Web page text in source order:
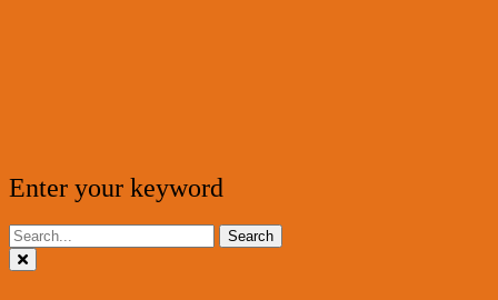
Enter your keyword
Search